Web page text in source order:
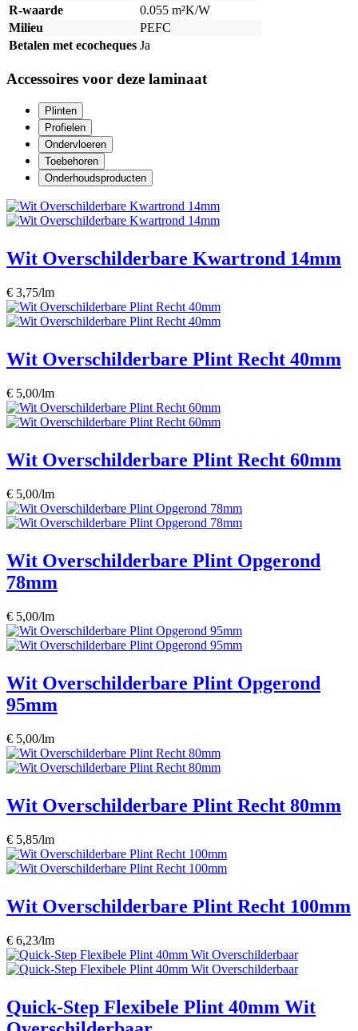
R-waarde
0.055 m²K/W
Milieu
PEFC
Betalen met ecocheques Ja
Accessoires voor deze laminaat
Plinten
Profielen
Ondervloeren
Toebehoren
Onderhoudsproducten
Wit Overschilderbare Kwartrond 14mm
€ 3,75/lm
Wit Overschilderbare Plint Recht 40mm
€ 5,00/lm
Wit Overschilderbare Plint Recht 60mm
€ 5,00/lm
Wit Overschilderbare Plint Opgerond
78mm
€ 5,00/lm
Wit Overschilderbare Plint Opgerond
95mm
€ 5,00/lm
Wit Overschilderbare Plint Recht 80mm
€ 5,85/lm
Wit Overschilderbare Plint Recht 100mm
€ 6,23/lm
Quick-Step Flexibele Plint 40mm Wit